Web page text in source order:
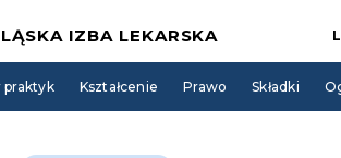
IZBA LEKARSKA
praktyk Kształcenie Prawo Składki